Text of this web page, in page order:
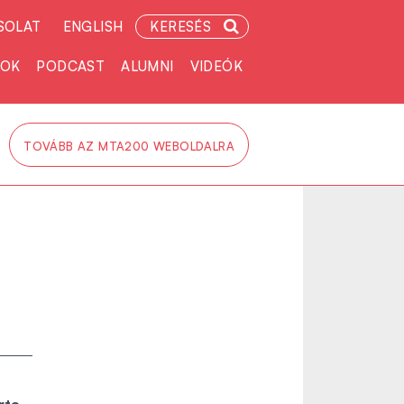
ENGLISH KERESÉS
PODCAST ALUMNI VIDEÓK
TOVÁBB AZ MTA200 WEBOLDALRA